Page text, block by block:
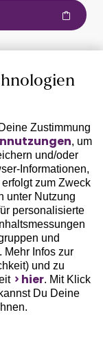
Zustimmung
, um
und/oder
Informationen,
zum Zweck
unter Nutzung
personalisierte
und
Mehr Infos zur
und zu
hier. Mit Klick
kannst Du Deine